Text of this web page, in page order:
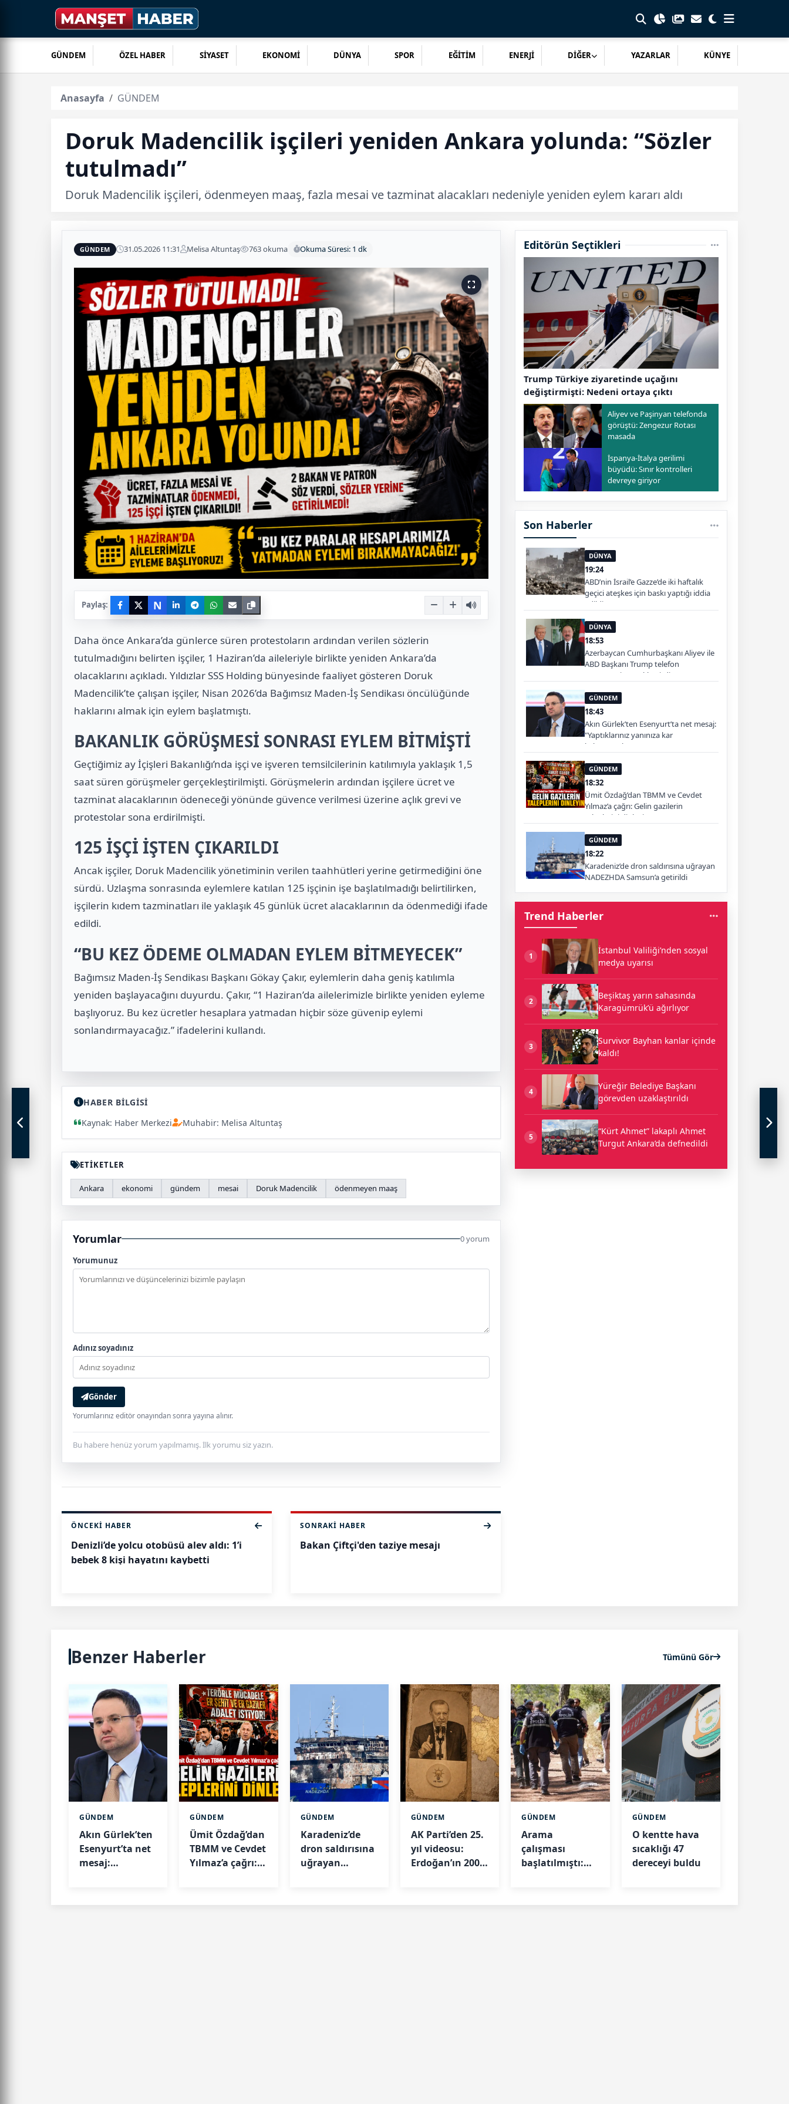
GÜNDEM ÖZEL HABER SİYASET EKONOMİ DÜNYA SPOR EĞİTİM ENERJİ DİĞER YAZARLAR KÜNYE
Anasayfa GÜNDEM
Doruk Madencilik işçileri yeniden Ankara yolunda: “Sözler
tutulmadı”
Doruk Madencilik işçileri, ödenmeyen maaş, fazla mesai ve tazminat alacakları nedeniyle yeniden eylem kararı aldı
GÜNDEM 31.05.2026 11:31 Melisa Altuntaş 763 okuma Okuma Süresi: 1 dk
Paylaş: N
Daha önce Ankara’da günlerce süren protestoların ardından verilen sözlerin
tutulmadığını belirten işçiler, 1 Haziran’da aileleriyle birlikte yeniden Ankara’da
olacaklarını açıkladı. Yıldızlar SSS Holding bünyesinde faaliyet gösteren Doruk
Madencilik’te çalışan işçiler, Nisan 2026’da Bağımsız Maden-İş Sendikası öncülüğünde
haklarını almak için eylem başlatmıştı.
BAKANLIK GÖRÜŞMESİ SONRASI EYLEM BİTMİŞTİ
Geçtiğimiz ay İçişleri Bakanlığı’nda işçi ve işveren temsilcilerinin katılımıyla yaklaşık 1,5
saat süren görüşmeler gerçekleştirilmişti. Görüşmelerin ardından işçilere ücret ve
tazminat alacaklarının ödeneceği yönünde güvence verilmesi üzerine açlık grevi ve
protestolar sona erdirilmişti.
125 İŞÇİ İŞTEN ÇIKARILDI
Ancak işçiler, Doruk Madencilik yönetiminin verilen taahhütleri yerine getirmediğini öne
sürdü. Uzlaşma sonrasında eylemlere katılan 125 işçinin işe başlatılmadığı belirtilirken,
işçilerin kıdem tazminatları ile yaklaşık 45 günlük ücret alacaklarının da ödenmediği ifade
edildi.
“BU KEZ ÖDEME OLMADAN EYLEM BİTMEYECEK”
Bağımsız Maden-İş Sendikası Başkanı Gökay Çakır, eylemlerin daha geniş katılımla
yeniden başlayacağını duyurdu. Çakır, “1 Haziran’da ailelerimizle birlikte yeniden eyleme
başlıyoruz. Bu kez ücretler hesaplara yatmadan hiçbir söze güvenip eylemi
sonlandırmayacağız.” ifadelerini kullandı.
HABER BİLGİSİ
Kaynak: Haber Merkezi
Muhabir: Melisa Altuntaş
ETİKETLER
Ankara ekonomi gündem mesai Doruk Madencilik ödenmeyen maaş
Yorumlar 0 yorum
Yorumunuz
Adınız soyadınız
Gönder
Yorumlarınız editör onayından sonra yayına alınır.
Bu habere henüz yorum yapılmamış. İlk yorumu siz yazın.
ÖNCEKI HABER
Denizli’de yolcu otobüsü alev aldı: 1’i
bebek 8 kişi hayatını kaybetti
SONRAKI HABER
Bakan Çiftçi'den taziye mesajı
Editörün Seçtikleri
Trump Türkiye ziyaretinde uçağını
değiştirmişti: Nedeni ortaya çıktı
Aliyev ve Paşinyan telefonda
görüştü: Zengezur Rotası
masada
İspanya-İtalya gerilimi
büyüdü: Sınır kontrolleri
devreye giriyor
Son Haberler
DÜNYA
19:24
ABD’nin İsrail’e Gazze’de iki haftalık
geçici ateşkes için baskı yaptığı iddia
edildi
DÜNYA
18:53
Azerbaycan Cumhurbaşkanı Aliyev ile
ABD Başkanı Trump telefon
görüşmesi gerçekleştirdi
GÜNDEM
18:43
Akın Gürlek’ten Esenyurt’ta net mesaj:
"Yaptıklarınız yanınıza kar
kalmayacak"
GÜNDEM
18:32
Ümit Özdağ’dan TBMM ve Cevdet
Yılmaz’a çağrı: Gelin gazilerin
taleplerini dinleyin
GÜNDEM
18:22
Karadeniz’de dron saldırısına uğrayan
NADEZHDA Samsun’a getirildi
Trend Haberler
1
İstanbul Valiliği’nden sosyal
medya uyarısı
2
Beşiktaş yarın sahasında
Karagümrük’ü ağırlıyor
3
Survivor Bayhan kanlar içinde
kaldı!
4
Yüreğir Belediye Başkanı
görevden uzaklaştırıldı
5
“Kürt Ahmet” lakaplı Ahmet
Turgut Ankara’da defnedildi
Benzer Haberler Tümünü Gör
GÜNDEM
Akın Gürlek’ten
Esenyurt’ta net
mesaj:
GÜNDEM
Ümit Özdağ’dan
TBMM ve Cevdet
Yılmaz’a çağrı:
GÜNDEM
Karadeniz’de
dron saldırısına
uğrayan
GÜNDEM
AK Parti’den 25.
yıl videosu:
Erdoğan’ın 2001
GÜNDEM
Arama
çalışması
başlatılmıştı:
GÜNDEM
O kentte hava
sıcaklığı 47
dereceyi buldu